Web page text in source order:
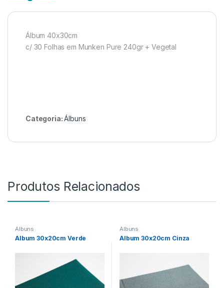
Álbum 40x30cm
c/ 30 Folhas em Munken Pure 240gr + Vegetal
Categoria:Álbuns
Produtos Relacionados
Álbuns
Álbum 30x20cm Verde
Álbuns
Álbum 30x20cm Cinza